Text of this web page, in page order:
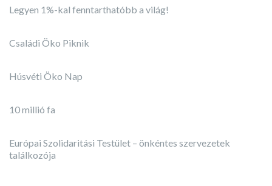
Legyen 1%-kal fenntarthatóbb a világ!
Családi Öko Piknik
Húsvéti Öko Nap
10 millió fa
Európai Szolidaritási Testület – önkéntes szervezetek
találkozója